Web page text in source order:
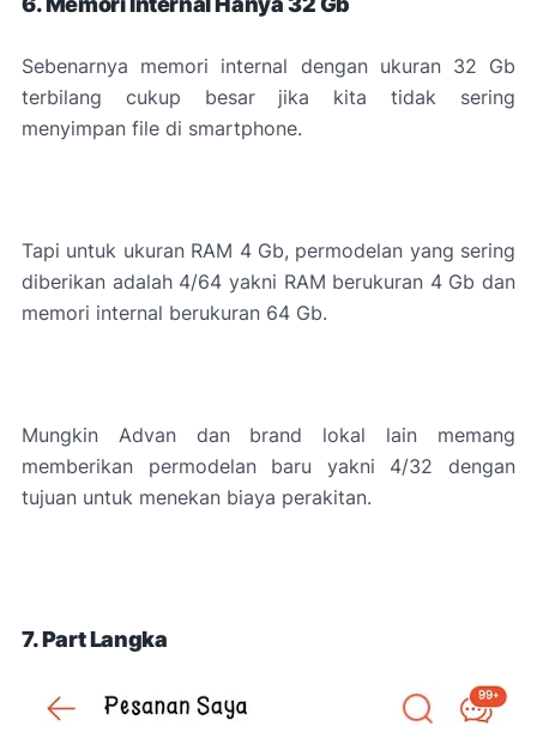
Sebenarnya memori internal dengan ukuran 32 Gb
terbilang cukup besar jika kita tidak sering
menyimpan file di smartphone.
Tapi untuk ukuran RAM 4 Gb, permodelan yang sering
diberikan adalah 4/64 yakni RAM berukuran 4 Gb dan
memori internal berukuran 64 Gb.
Mungkin Advan dan brand lokal lain memang
memberikan permodelan baru yakni 4/32 dengan
tujuan untuk menekan biaya perakitan.
7. Part Langka